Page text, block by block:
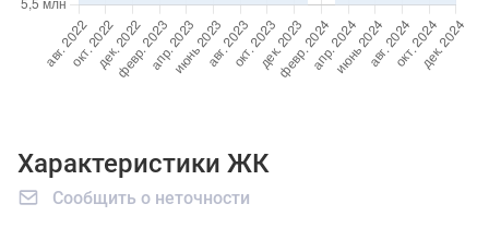
Характеристики ЖК
Сообщить о неточности